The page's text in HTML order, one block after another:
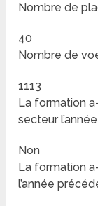
Nombre de
40
Nombre de
1113
La formation
secteur
Non
La formation
l’année